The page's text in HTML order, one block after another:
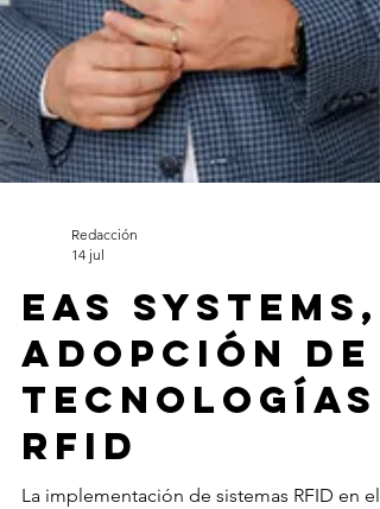
Redacción
14 jul
EAS Systems,
adopción de